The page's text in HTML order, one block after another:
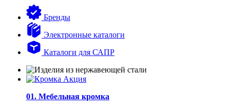
Бренды
Электронные каталоги
Каталоги для САПР
01. Мебельная кромка